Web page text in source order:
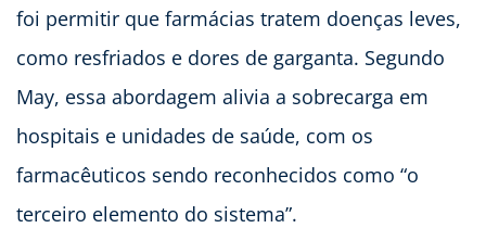
foi permitir que farmácias tratem doenças leves,
como resfriados e dores de garganta. Segundo
May, essa abordagem alivia a sobrecarga em
hospitais e unidades de saúde, com os
farmacêuticos sendo reconhecidos como “o
terceiro elemento do sistema”.